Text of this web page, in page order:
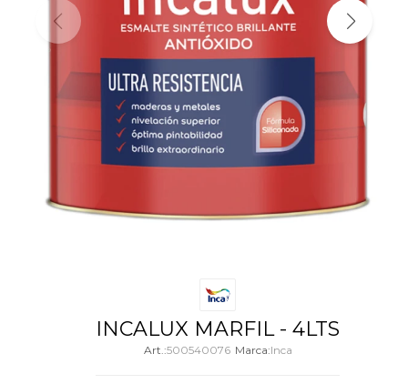
INCALUX MARFIL - 4LTS
500540076 Inca